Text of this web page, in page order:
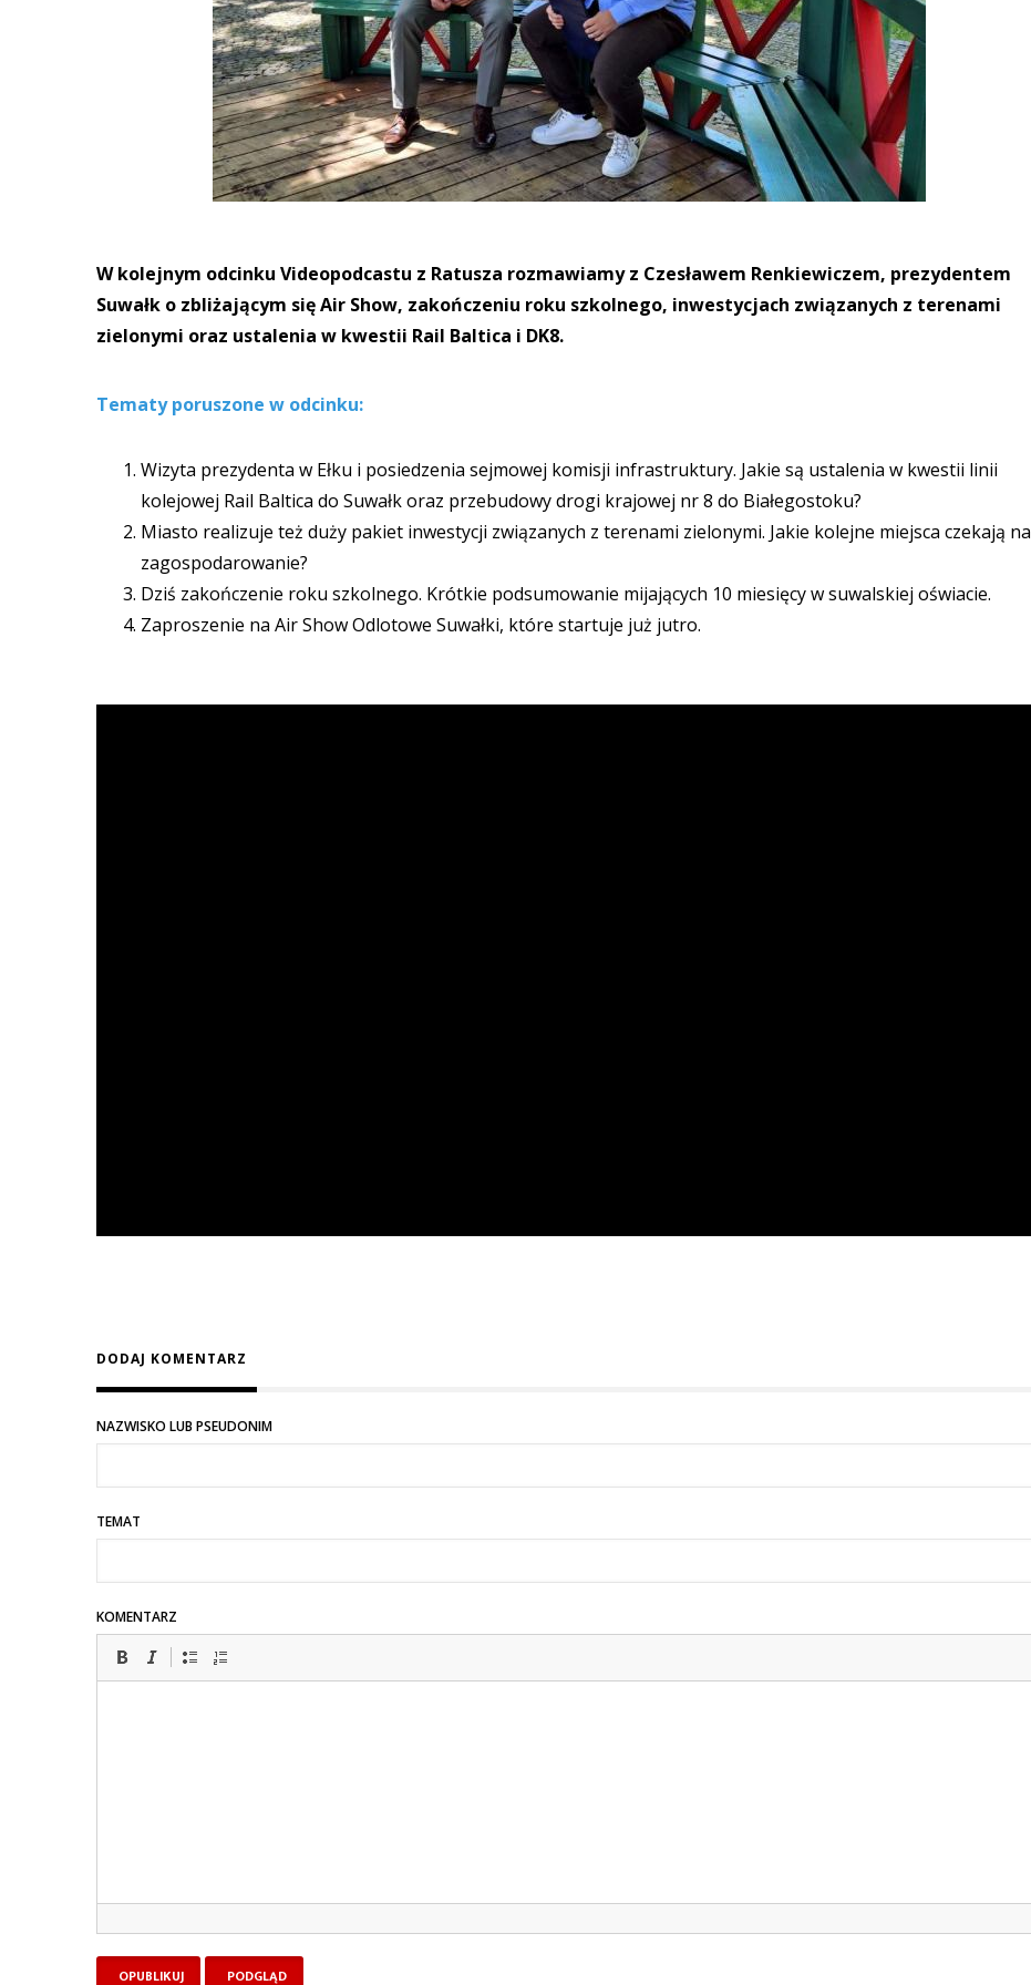
W kolejnym odcinku Videopodcastu z Ratusza rozmawiamy z Czesławem Renkiewiczem, prezydentem
Suwałk o zbliżającym się Air Show, zakończeniu roku szkolnego, inwestycjach związanych z terenami
zielonymi oraz ustalenia w kwestii Rail Baltica i DK8.
Tematy poruszone w odcinku:
Wizyta prezydenta w Ełku i posiedzenia sejmowej komisji infrastruktury. Jakie są ustalenia w kwestii linii
kolejowej Rail Baltica do Suwałk oraz przebudowy drogi krajowej nr 8 do Białegostoku?
Miasto realizuje też duży pakiet inwestycji związanych z terenami zielonymi. Jakie kolejne miejsca czekają na
zagospodarowanie?
Dziś zakończenie roku szkolnego. Krótkie podsumowanie mijających 10 miesięcy w suwalskiej oświacie.
Zaproszenie na Air Show Odlotowe Suwałki, które startuje już jutro.
DODAJ KOMENTARZ
NAZWISKO LUB PSEUDONIM
TEMAT
KOMENTARZ